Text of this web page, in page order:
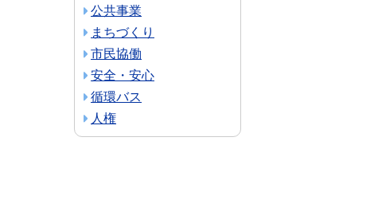
公共事業
まちづくり
市民協働
安全・安心
循環バス
人権